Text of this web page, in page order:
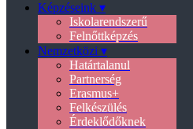
Képzéseink ▾
Iskolarendszerű
Felnőttképzés
Nemzetközi ▾
Határtalanul
Partnerség
Erasmus+
Felkészülés
Érdeklődőknek